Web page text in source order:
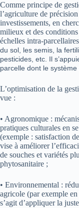
Comme principe de
l’agriculture de
investissements, en
milieux et des
échelles intra-
du sol, les semis, la
pesticides, etc. Il
parcelle dont le
L’optimisation de la
vue :
• Agronomique :
pratiques culturales en
(exemple : satisfaction
vise à améliorer
de souches et variétés
phytosanitaire ;
• Environnemental :
agricole (par exemple
s’agit d’appliquer la